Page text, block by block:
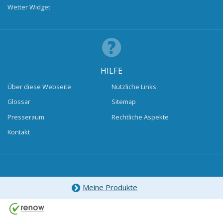
Wetter Widget
HILFE
Über diese Webseite
Glossar
Presseraum
Kontakt
Nützliche Links
Sitemap
Rechtliche Aspekte
Meine Produkte